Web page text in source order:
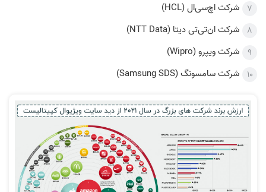
شرکت اچ‌سی‌ال (HCL)
شرکت ان‌تی‌تی دیتا (NTT Data)
شرکت ویپرو (Wipro)
شرکت سامسونگ (Samsung SDS)